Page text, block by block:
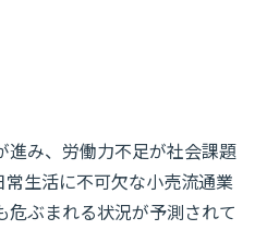
進み、労働力不足が社会課題
常生活に不可欠な小売流通業
危ぶまれる状況が予測されて